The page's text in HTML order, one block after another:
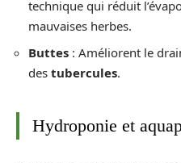
technique qui réduit
mauvaises herbes.
Buttes : Améliorent le
des tubercules.
Hydroponie et